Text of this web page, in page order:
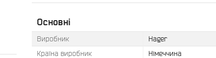
Основні
Виробник
Hager
Країна виробник
Німеччина